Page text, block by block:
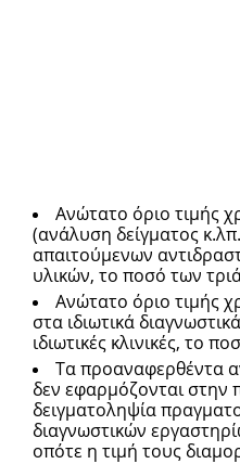
Ανώτατο όριο τιμής
(ανάλυση δείγματος
απαιτούμενων
υλικών, το ποσό των
Ανώτατο όριο τιμής
στα ιδιωτικά
ιδιωτικές κλινικές, το
Τα προαναφερθέντα
δεν εφαρμόζονται στην
δειγματοληψία
διαγνωστικών
οπότε η τιμή τους